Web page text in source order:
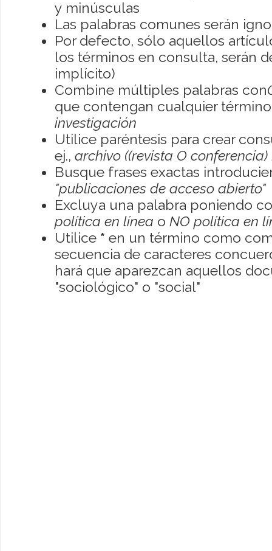
y minúsculas
Las palabras comunes serán
Por defecto, sólo aquellos
los términos en consulta, serán
implícito)
Combine múltiples palabras con
que contengan cualquier
investigación
Utilice paréntesis para crear
ej., archivo ((revista O conferencia)
Busque frases exactas
"publicaciones de acceso abierto"
Excluya una palabra poniendo
política en línea o NO política en
Utilice * en un término como
secuencia de caracteres
hará que aparezcan aquellos
"sociológico" o "social"